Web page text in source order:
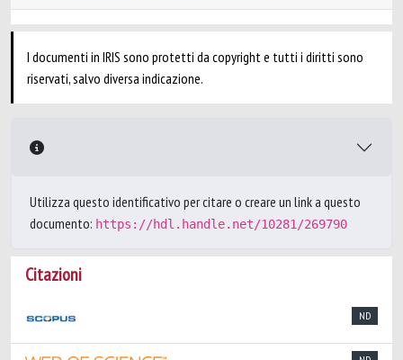
I documenti in IRIS sono protetti da copyright e tutti i diritti sono
riservati, salvo diversa indicazione.
Utilizza questo identificativo per citare o creare un link a questo
documento: https://hdl.handle.net/10281/269790
Citazioni
ND